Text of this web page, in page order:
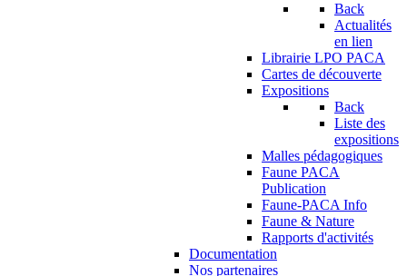
Back
Actualités
en lien
Librairie LPO PACA
Cartes de découverte
Expositions
Back
Liste des
expositions
Malles pédagogiques
Faune PACA
Publication
Faune-PACA Info
Faune & Nature
Rapports d'activités
Documentation
Nos partenaires